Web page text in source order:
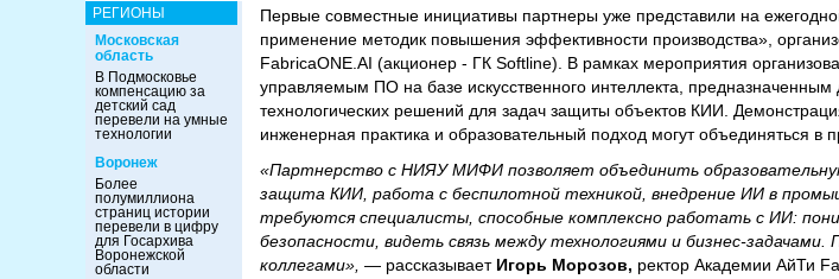
РЕГИОНЫ
Московская
область
В Подмосковье
компенсацию за
детский сад
перевели на умные
технологии
Воронеж
Более
полумиллиона
страниц истории
перевели в цифру
для Госархива
Воронежской
области
Первые совместные инициативы партнеры уже представили на
применение методик повышения эффективности производства»,
FabricaONE.AI (акционер - ГК Softline). В рамках мероприятия
управляемым ПО на базе искусственного интеллекта, предназначенным
технологических решений для задач защиты объектов КИИ.
инженерная практика и образовательный подход могут объединяться в
«Партнерство с НИЯУ МИФИ позволяет объединить
защита КИИ, работа с беспилотной техникой, внедрение ИИ в
требуются специалисты, способные комплексно работать с ИИ:
безопасности, видеть связь между технологиями и бизнес-
коллегами», — рассказывает Игорь Морозов, ректор Академии АйТи